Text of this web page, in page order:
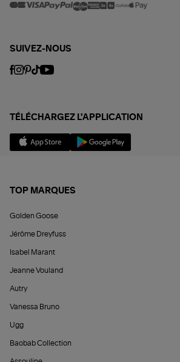
SUIVEZ-NOUS
TÉLÉCHARGEZ L'APPLICATION
TOP MARQUES
Golden Goose
Jérôme Dreyfuss
Isabel Marant
Jeanne Vouland
Autry
Vanessa Bruno
Ugg
Baobab Collection